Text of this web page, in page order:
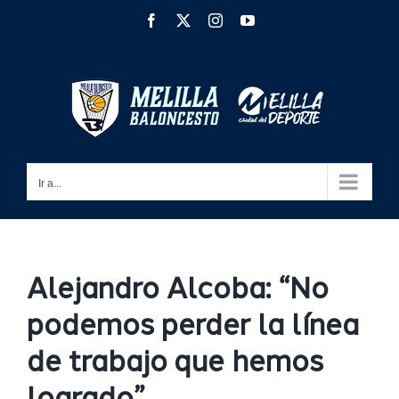
Facebook InstagramYouTube
Ir a...
Alejandro Alcoba: “No
podemos perder la línea
de trabajo que hemos